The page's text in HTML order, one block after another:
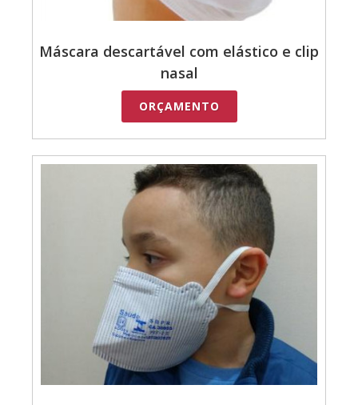
Máscara descartável com elástico e clip
nasal
ORÇAMENTO